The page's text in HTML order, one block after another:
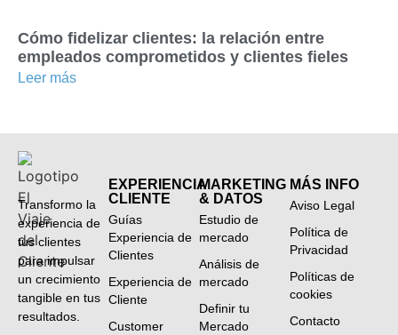
Cómo fidelizar clientes: la relación entre
empleados comprometidos y clientes fieles
Leer más
Transformo la
experiencia de
tus clientes
para impulsar
un crecimiento
tangible en tus
resultados.
EXPERIENCIA
CLIENTE
Guías
Experiencia de
Clientes
Experiencia de
Cliente
Customer
MARKETING
& DATOS
Estudio de
mercado
Análisis de
mercado
Definir tu
Mercado
MÁS INFO
Aviso Legal
Política de
Privacidad
Políticas de
cookies
Contacto